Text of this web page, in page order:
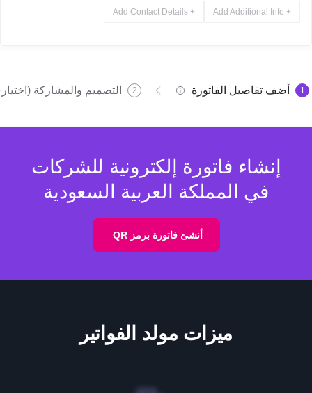
+ Add Additional Info
+ Add Contact Details
1 أضف تفاصيل الفاتورة 2 التصميم والمشاركة
إنشاء فاتورة إلكترونية للشركات
في المملكة العربية السعودية
أنشئ فاتورة برمز QR
ميزات مولد الفواتير